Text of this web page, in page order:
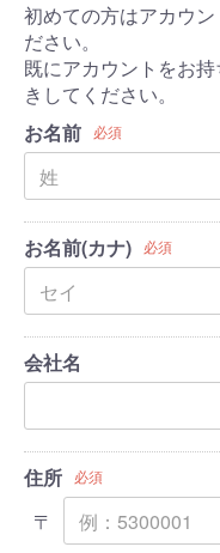
初めての方はアカウ
ださい。
既にアカウントをお
きしてください。
お名前
必須
お名前(カナ) 必須
会社名
住所 必須
〒